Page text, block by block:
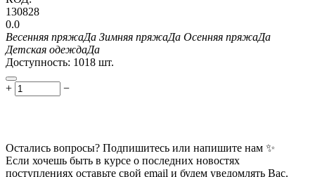
130828
0.0
Весенняя пряжаДа Зимняя пряжаДа Осенняя пряжаДа
Детская одеждаДа
Доступность: 1018 шт.
+ −
Остались вопросы? Подпишитесь или напишите нам ✨
Если хочешь быть в курсе о последних новостях
поступлениях оставьте свой email и будем уведомлять Вас.